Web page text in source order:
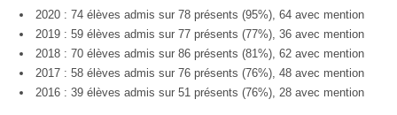
2020 : 74 élèves admis sur 78 présents (95%), 64 avec mention
2019 : 59 élèves admis sur 77 présents (77%), 36 avec mention
2018 : 70 élèves admis sur 86 présents (81%), 62 avec mention
2017 : 58 élèves admis sur 76 présents (76%), 48 avec mention
2016 : 39 élèves admis sur 51 présents (76%), 28 avec mention